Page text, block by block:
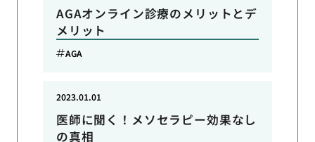
AGAオンライン診療のメリットとデ
メリット
AGA
医師に聞く！メソセラピー効果なし
の真相
2023.01.01